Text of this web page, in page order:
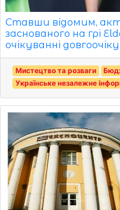
Ставши відомим,
заснованого на грі
очікуванні
Мистецтво та розваги
Українське незалежне